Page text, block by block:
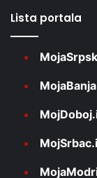
Lista portala